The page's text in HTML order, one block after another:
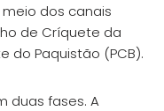
dos canais
de Críquete da
do Paquistão (PCB).
duas fases. A